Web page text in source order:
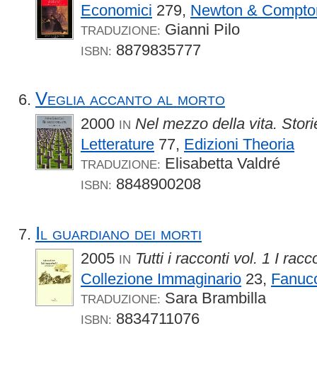
Economici 279, Newton &
TRADUZIONE: Gianni Pilo
ISBN: 8879835777
Veglia accanto al morto
2000 IN Nel mezzo della vita.
Letterature 77, Edizioni Theoria
TRADUZIONE: Elisabetta Valdré
ISBN: 8848900208
Il guardiano dei morti
2005 IN Tutti i racconti vol. 1 I
Collezione Immaginario 23,
TRADUZIONE: Sara Brambilla
ISBN: 8834711076